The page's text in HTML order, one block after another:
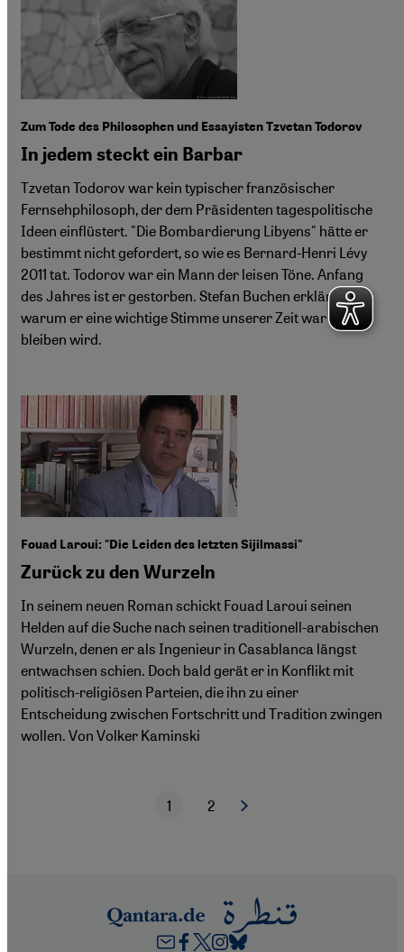
Zum Tode des Philosophen und Essayisten Tzvetan Todorov
In jedem steckt ein Barbar
Tzvetan Todorov war kein typischer französischer
Fernsehphilosoph, der dem Präsidenten tagespolitische
Ideen einflüstert. "Die Bombardierung Libyens" hätte er
bestimmt nicht gefordert, so wie es Bernard-Henri Lévy
2011 tat. Todorov war ein Mann der leisen Töne. Anfang
des Jahres ist er gestorben. Stefan Buchen erklärt,
warum er eine wichtige Stimme unserer Zeit war und
bleiben wird.
Fouad Laroui: "Die Leiden des letzten Sijilmassi"
Zurück zu den Wurzeln
In seinem neuen Roman schickt Fouad Laroui seinen
Helden auf die Suche nach seinen traditionell-arabischen
Wurzeln, denen er als Ingenieur in Casablanca längst
entwachsen schien. Doch bald gerät er in Konflikt mit
politisch-religiösen Parteien, die ihn zu einer
Entscheidung zwischen Fortschritt und Tradition zwingen
wollen. Von Volker Kaminski
Aktuelle Seite
1
Seite
2 Nächste Seite